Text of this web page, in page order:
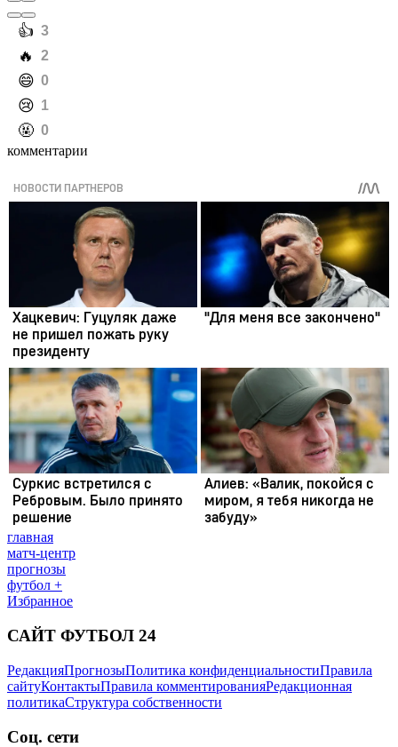
️👍 3
️🔥 2
️😄 0
️😢 1
️🤬 0
комментарии
главная
матч-центр
прогнозы
футбол +
Избранное
САЙТ ФУТБОЛ 24
РедакцияПрогнозыПолитика конфиденциальностиПравила
сайтуКонтактыПравила комментированияРедакционная
политикаСтруктура собственности
Соц. сети